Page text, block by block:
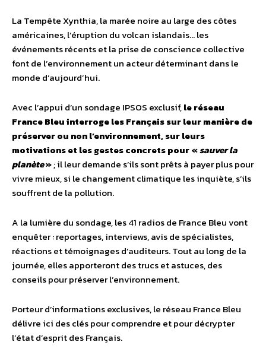
La Tempête Xynthia, la marée noire au large des côtes
américaines, l’éruption du volcan islandais… les
événements récents et la prise de conscience collective
font de l’environnement un acteur déterminant dans le
monde d’aujourd’hui.
Avec l’appui d’un sondage IPSOS exclusif,le réseau
France Bleu interroge les Français sur leur manière de
préserver ou non l’environnement, sur leurs
motivations et les gestes concrets pour «sauver la
planète»; il leur demande s’ils sont prêts à payer plus pour
vivre mieux, si le changement climatique les inquiète, s’ils
souffrent de la pollution.
A la lumière du sondage, les 41 radios de France Bleu vont
enquêter : reportages, interviews, avis de spécialistes,
réactions et témoignages d’auditeurs. Tout au long de la
journée, elles apporteront des trucs et astuces, des
conseils pour préserver l’environnement.
Porteur d’informations exclusives, le réseau France Bleu
délivre ici des clés pour comprendre et pour décrypter
l’état d’esprit des Français.